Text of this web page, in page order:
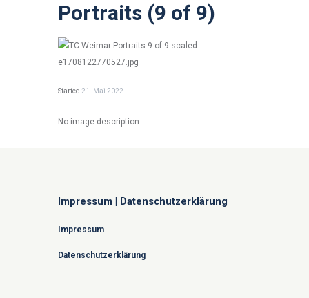
Portraits (9 of 9)
Started 21. Mai 2022
No image description ...
Impressum | Datenschutzerklärung
Impressum
Datenschutzerklärung